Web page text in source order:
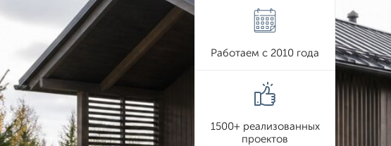
Работаем с 2010 года
1500+ реализованных
проектов